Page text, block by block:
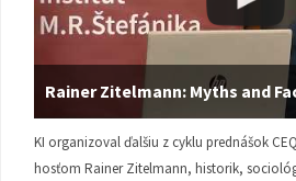
Rainer Zitelmann: Myths and
KI organizoval ďalšiu z cyklu prednášok
hosťom Rainer Zitelmann, historik,